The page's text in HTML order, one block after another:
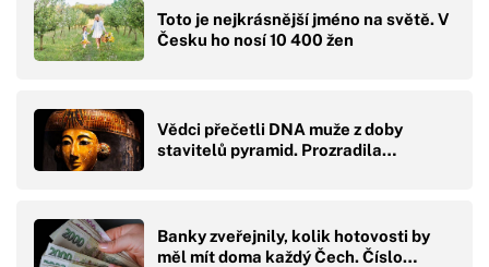
Toto je nejkrásnější jméno na světě. V
Česku ho nosí 10 400 žen
Vědci přečetli DNA muže z doby
stavitelů pyramid. Prozradila…
Banky zveřejnily, kolik hotovosti by
měl mít doma každý Čech. Číslo…